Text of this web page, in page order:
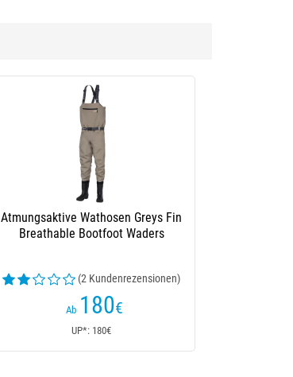
Atmungsaktive Wathosen Greys Fin
Breathable Bootfoot Waders
(2 Kundenrezensionen)
Ab 180€
UP*: 180€